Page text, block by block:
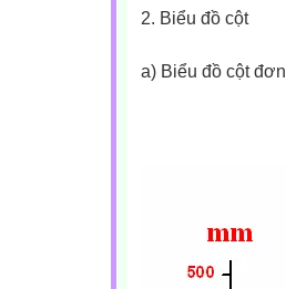
2. Biểu đồ cột
a) Biểu đồ cột đơn